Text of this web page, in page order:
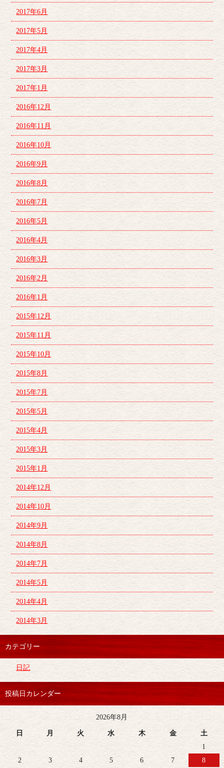
2017年6月
2017年5月
2017年4月
2017年3月
2017年1月
2016年12月
2016年11月
2016年10月
2016年9月
2016年8月
2016年7月
2016年5月
2016年4月
2016年3月
2016年2月
2016年1月
2015年12月
2015年11月
2015年10月
2015年8月
2015年7月
2015年5月
2015年4月
2015年3月
2015年1月
2014年12月
2014年10月
2014年9月
2014年8月
2014年7月
2014年5月
2014年4月
2014年3月
カテゴリー
日記
投稿日カレンダー
2026年8月
日 月 火 水 木 金
土
1
2
3 4 5 6 7 8